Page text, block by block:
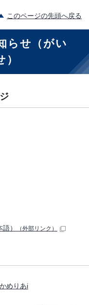
このページの先頭へ戻る
らせ（がい
） （外部リンク）
めりあi